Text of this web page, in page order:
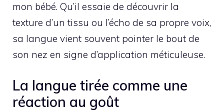
mon bébé. Qu’il essaie de découvrir la
texture d’un tissu ou l’écho de sa propre voix,
sa langue vient souvent pointer le bout de
son nez en signe d’application méticuleuse.
La langue tirée comme une
réaction au goût